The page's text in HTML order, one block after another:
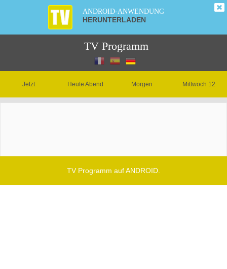
ANDROID-ANWENDUNG
HERUNTERLADEN
TV Programm
Jetzt Heute Abend Morgen Mittwoch 12
TV Programm auf ANDROID.